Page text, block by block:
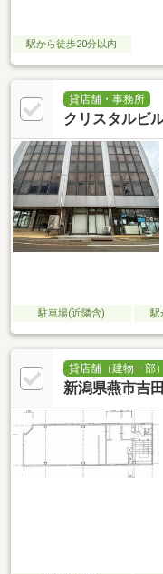
駅から徒歩20分以内
貸店舗・事務所
クリスタルビ
駐車場(近隣含) 駅
貸店舗（建物一部）
新潟県燕市吉